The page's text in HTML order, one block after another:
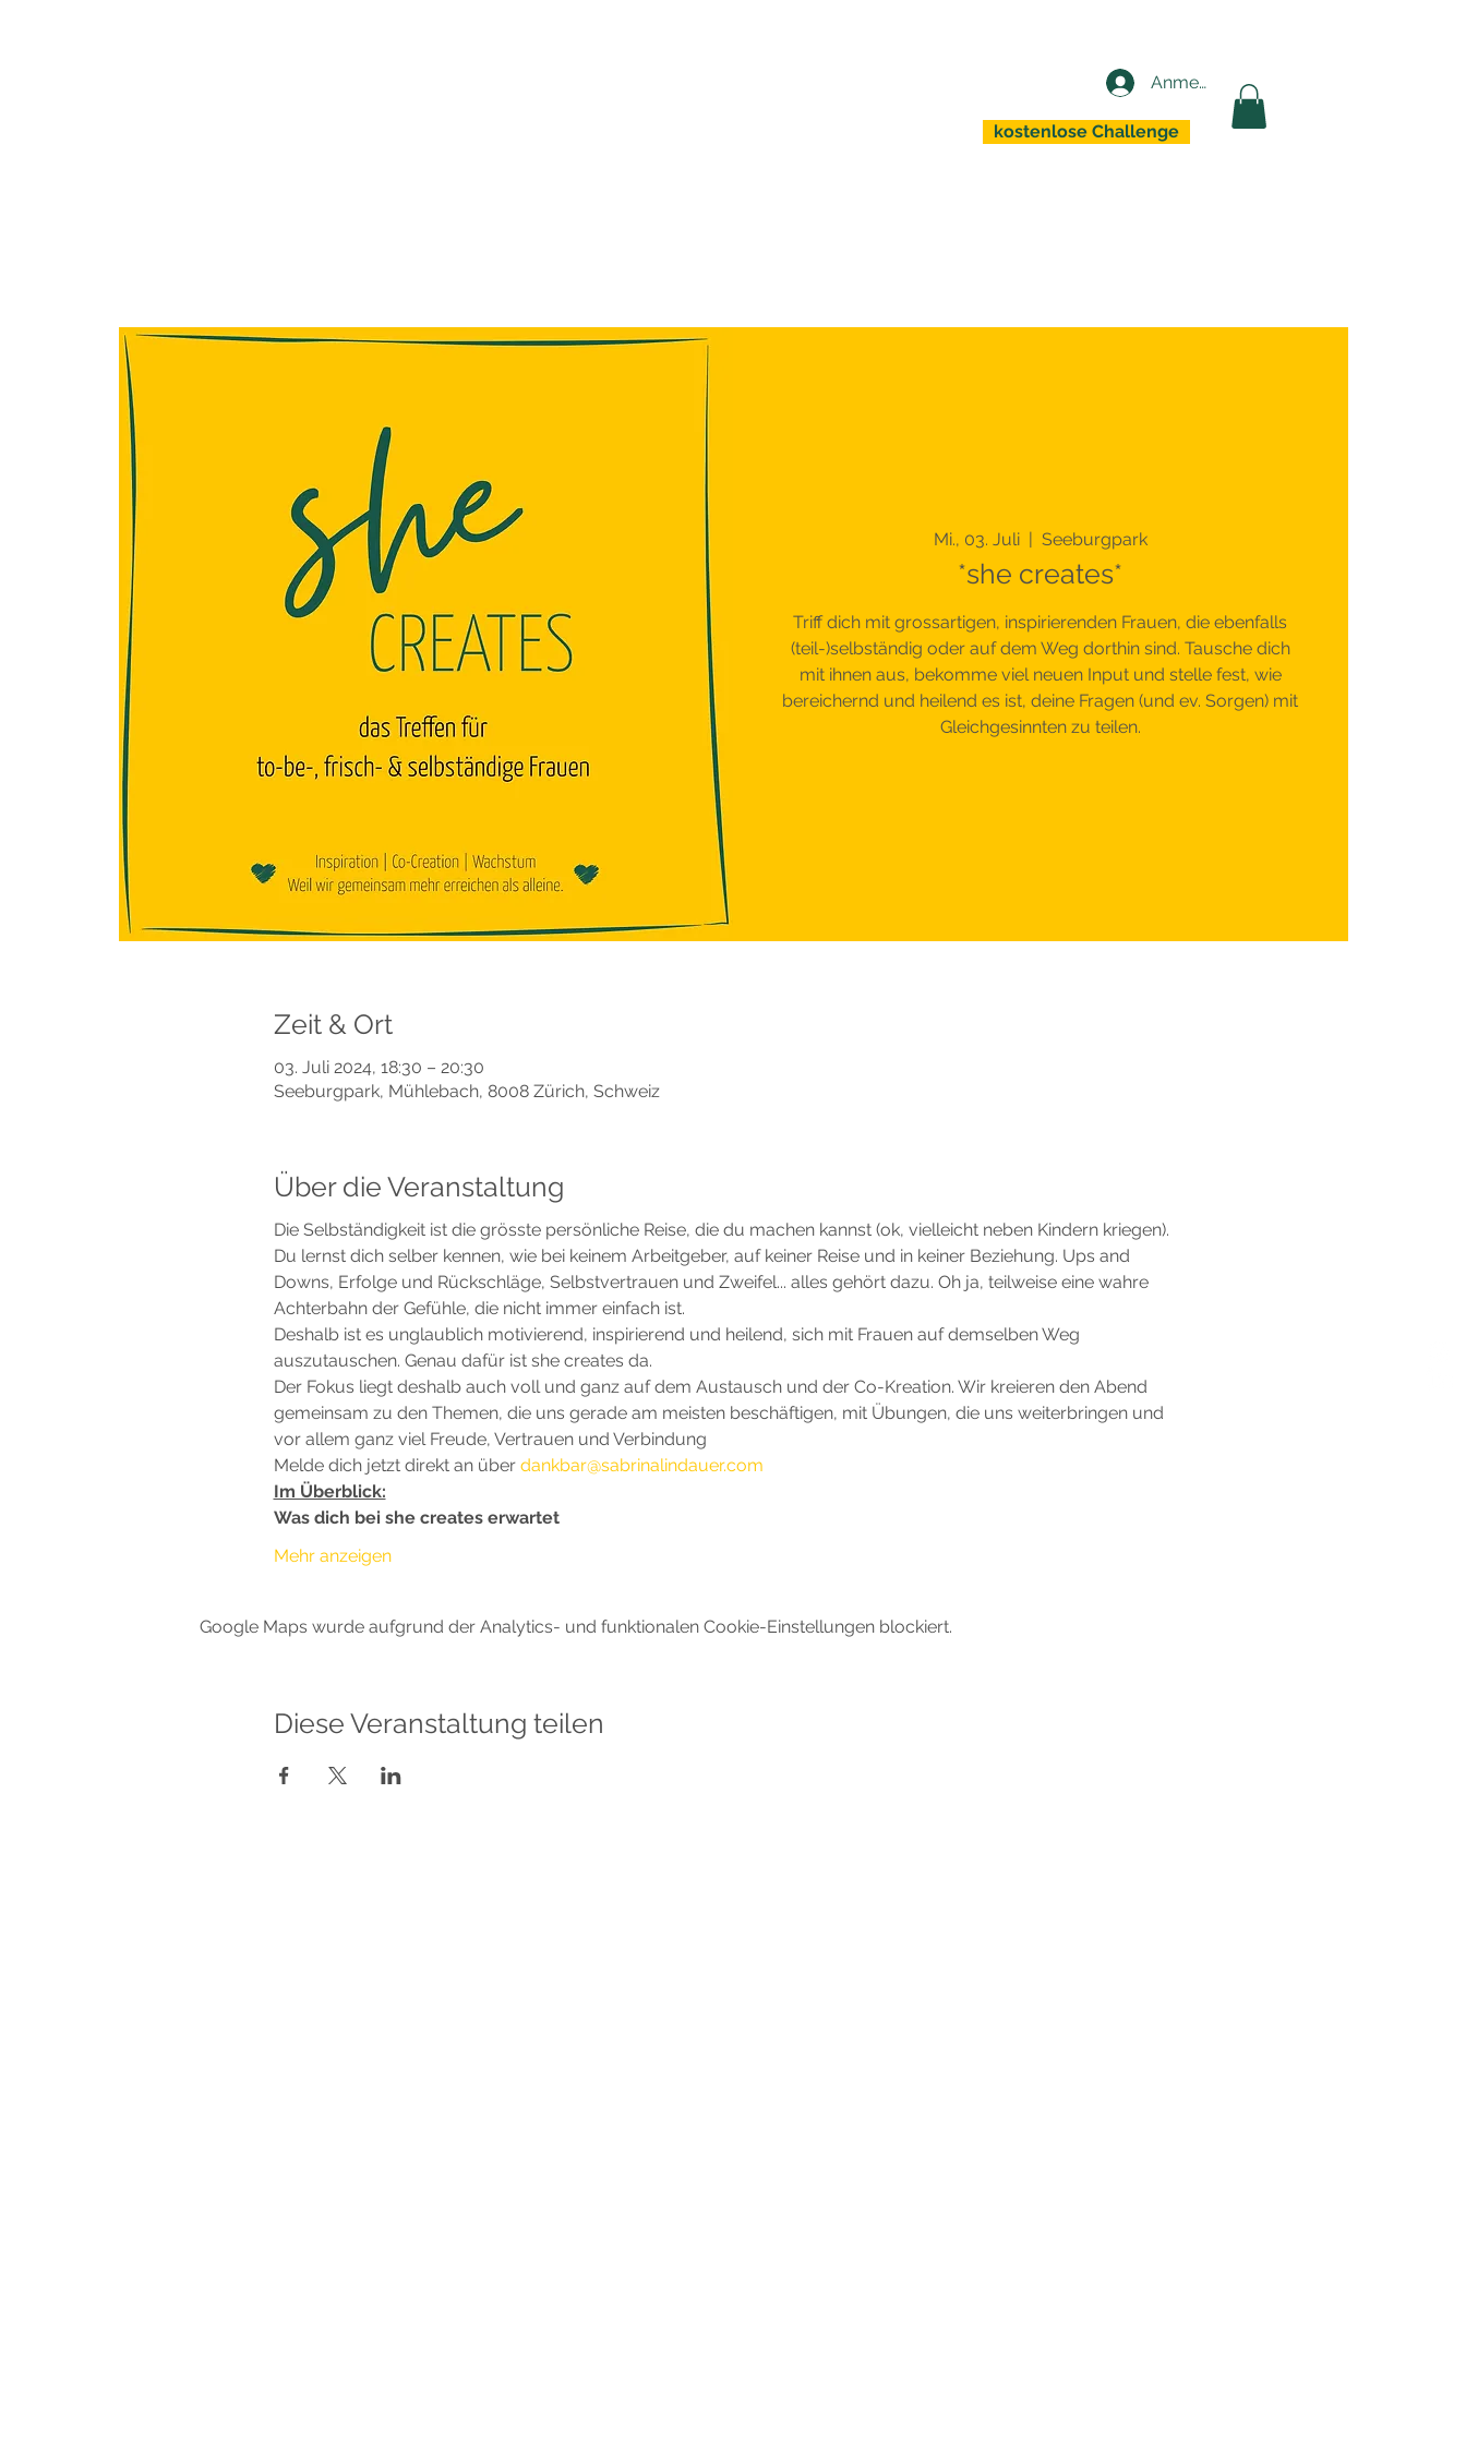
Anmelden
kostenlose Challenge
Mi., 03. Juli
  |
Seeburgpark
*she creates*
Triff dich mit grossartigen, inspirierenden Frauen, die ebenfalls
(teil-)selbständig oder auf dem Weg dorthin sind. Tausche dich
mit ihnen aus, bekomme viel neuen Input und stelle fest, wie
bereichernd und heilend es ist, deine Fragen (und ev. Sorgen) mit
Gleichgesinnten zu teilen.
Zeit & Ort
03. Juli 2024, 18:30 – 20:30
Seeburgpark, Mühlebach, 8008 Zürich, Schweiz
Über die Veranstaltung
Die Selbständigkeit ist die grösste persönliche Reise, die du machen kannst (ok, vielleicht neben Kindern kriegen).
Du lernst dich selber kennen, wie bei keinem Arbeitgeber, auf keiner Reise und in keiner Beziehung. Ups and
Downs, Erfolge und Rückschläge, Selbstvertrauen und Zweifel... alles gehört dazu. Oh ja, teilweise eine wahre
Achterbahn der Gefühle, die nicht immer einfach ist.
Deshalb ist es unglaublich motivierend, inspirierend und heilend, sich mit Frauen auf demselben Weg
auszutauschen. Genau dafür ist she creates da.
Der Fokus liegt deshalb auch voll und ganz auf dem Austausch und der Co-Kreation. Wir kreieren den Abend
gemeinsam zu den Themen, die uns gerade am meisten beschäftigen, mit Übungen, die uns weiterbringen und
vor allem ganz viel Freude, Vertrauen und Verbindung
Melde dich jetzt direkt an über dankbar@sabrinalindauer.com
Im Überblick:
Was dich bei she creates erwartet
Mehr anzeigen
Google Maps wurde aufgrund der Analytics- und funktionalen Cookie-Einstellungen blockiert.
Diese Veranstaltung teilen